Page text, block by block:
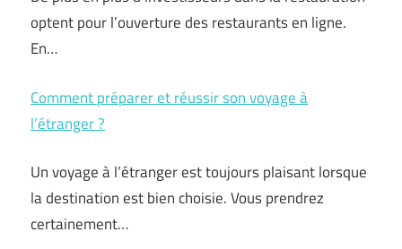
optent pour l’ouverture des restaurants en ligne.
En…
Comment préparer et réussir son voyage à
l’étranger ?
Un voyage à l’étranger est toujours plaisant lorsque
la destination est bien choisie. Vous prendrez
certainement…